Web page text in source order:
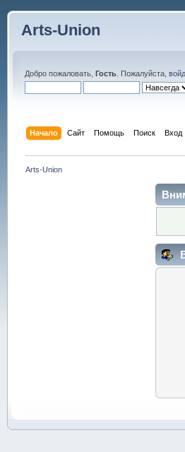
Arts-Union
Добро пожаловать, Гость. Пожалуйста,
Начало Сайт Помощь Поиск Вход
Arts-Union